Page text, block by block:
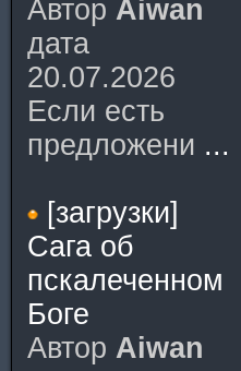
Автор Aiwan
дата
20.07.2026
Если есть
предложени ...
[загрузки]
Сага об
пскалеченном
Боге
Автор Aiwan